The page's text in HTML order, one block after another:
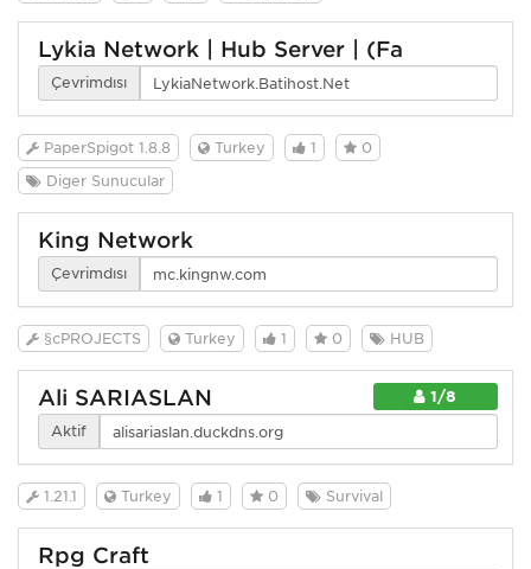
Lykia Network | Hub Server | (Fa
Çevrimdışı
PaperSpigot 1.8.8 Turkey 1
0
Diğer Sunucular
King Network
Çevrimdışı
§cPROJECTS Turkey 1 0 HUB
1/8
Ali SARIASLAN
Aktif
1.21.1 Turkey 1 0 Survival
Rpg Craft